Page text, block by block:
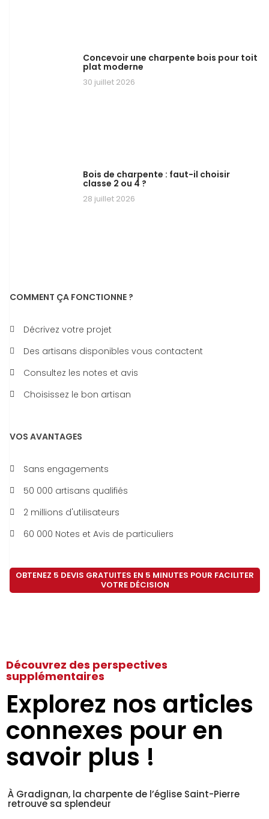
Concevoir une charpente bois pour toit
plat moderne
30 juillet 2026
Bois de charpente : faut-il choisir
classe 2 ou 4 ?
28 juillet 2026
COMMENT ÇA FONCTIONNE ?
Décrivez votre projet
Des artisans disponibles vous contactent
Consultez les notes et avis
Choisissez le bon artisan
VOS AVANTAGES
Sans engagements
50 000 artisans qualifiés
2 millions d'utilisateurs
60 000 Notes et Avis de particuliers
OBTENEZ 5 DEVIS GRATUITES EN 5 MINUTES POUR FACILITER
VOTRE DÉCISION
Découvrez des perspectives
supplémentaires
Explorez nos articles
connexes pour en
savoir plus !
À Gradignan, la charpente de l’église Saint-Pierre
retrouve sa splendeur